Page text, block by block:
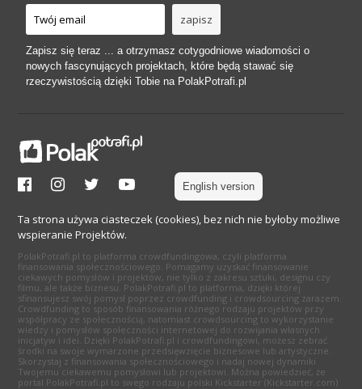
Zapisz się teraz ... a otrzymasz cotygodniowe wiadomości o
nowych fascynujących projektach, które będą stawać się
rzeczywistością dzięki Tobie na PolakPotrafi.pl
English version
Ta strona używa ciasteczek (cookies), bez nich nie byłoby możliwe
wspieranie Projektów.
PolakPotrafi.pl to platforma crowdfundingowa, czyli platforma
finansowania społecznościowego. Pomagamy uzyskać finansowanie
ciekawych pomysłów i projektów, nie tylko z zakresu sztuki, designu czy
filmu, ale także biznesu. PolakPotrafi.pl to platforma, dzięki której
sfinansujesz swój pomysł poprzez crowdfunding i crowdsourcing zarazem.
Crowdfunding to sposób finansowania różnego rodzaju projektów przy
współpracy ze społecznością, natomiast crowdsourcing to wykorzystanie
wiedzy i pomysłów społeczności internetowej do rozwijania własnych
inicjatyw i idei. Dzięki PolakPotrafi.pl i crowdfundingowi, możesz zebrać
środki na swoje wymarzone przedsięwzięcie biznesowe lub artystyczne.
Skorzystaj z finansowania społecznościowego i nadaj nowej dynamiki
Twojemu ciekawemu pomysłowi lub projektowi. Można powiedzieć, że
portal PolakPotrafi.pl to swego rodzaju polski Kickstarter (Kickstarter.com)